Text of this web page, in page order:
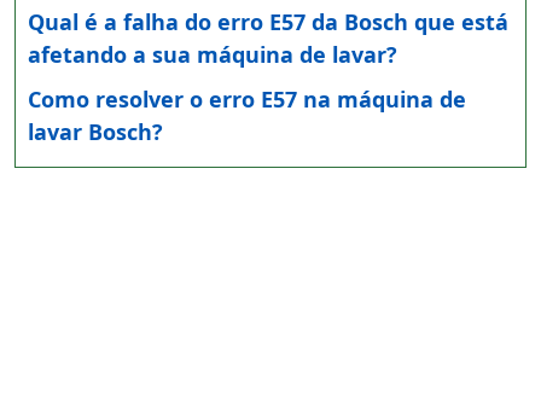
Qual é a falha do erro E57 da Bosch que está
afetando a sua máquina de lavar?
Como resolver o erro E57 na máquina de
lavar Bosch?